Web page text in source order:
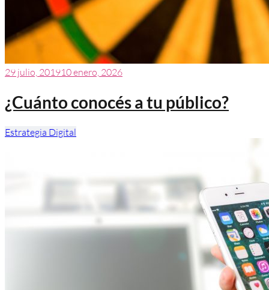
29 julio, 201910 enero, 2026
¿Cuánto conocés a tu público?
Estrategia Digital